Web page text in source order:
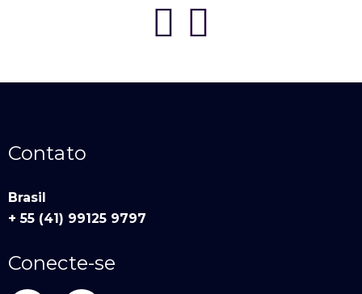
Contato
Brasil
+ 55 (41) 99125 9797
Conecte-se